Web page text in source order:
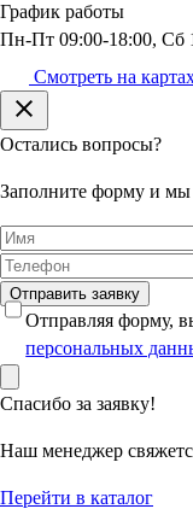
График работы
Пн-Пт 09:00-18:00, Сб
Смотреть на
Остались вопросы?
Заполните форму и
Отправить заявку
Отправляя форму,
персональных
Спасибо за заявку!
Наш менеджер
Перейти в каталог